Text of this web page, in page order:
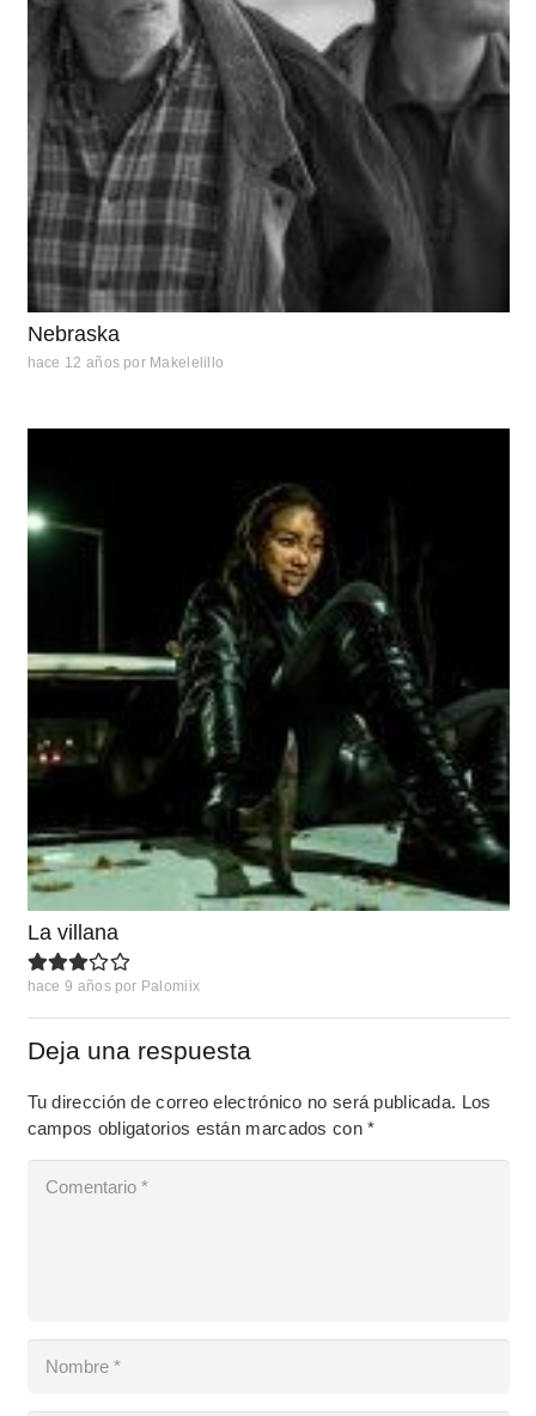
Nebraska
hace 12 años por Makelelillo
La villana
hace 9 años por Palomiix
Deja una respuesta
Tu dirección de correo electrónico no será publicada. Los
campos obligatorios están marcados con*